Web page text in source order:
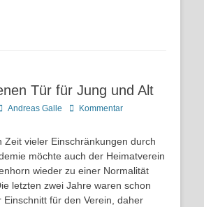
Tür für Jung und Alt
Andreas Galle
Kommentar
Zeit vieler Einschränkungen durch
möchte auch der Heimatverein
wieder zu einer Normalität
letzten zwei Jahre waren schon
Einschnitt für den Verein, daher